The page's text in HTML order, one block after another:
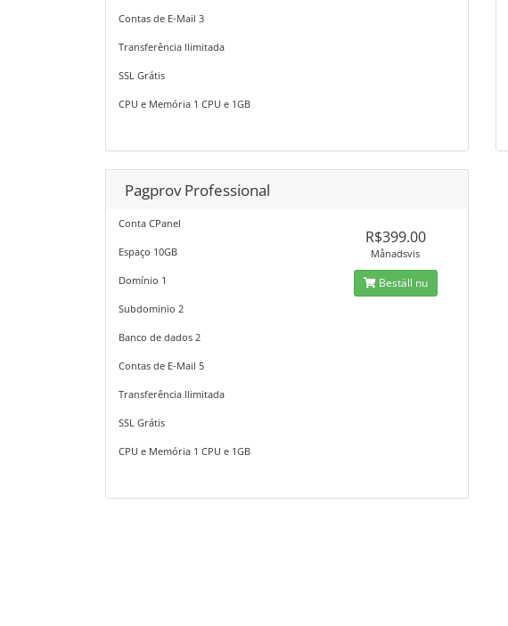
Contas de E-Mail 3
Transferência Ilimitada
SSL Grátis
CPU e Memória 1 CPU e 1GB
Pagprov Professional
Conta CPanel
Espaço 10GB
Domínio 1
Subdominio 2
Banco de dados 2
Contas de E-Mail 5
Transferência Ilimitada
SSL Grátis
CPU e Memória 1 CPU e 1GB
R$399.00
Månadsvis
Beställ nu